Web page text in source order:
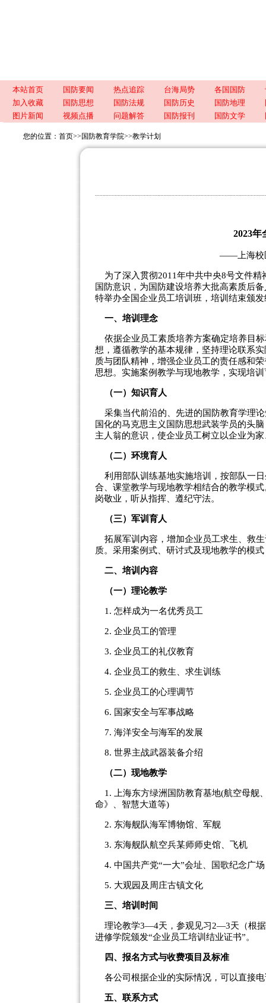
本站首页 国防要闻 热点追踪 台海局势 各国国防
加入收藏
国防思想 国防法规 国防历史 国防地理
图片新闻
视频点播 问题解答 国防报刊 国防文学
您的位置： 首页>> 国防教育学院>>教学计划
2023年
——上海校
为了深入贯彻2011年中共中央8号文件精
国防意识，为国防建设培养大批高素质后
特举办全国企业员工培训班，培训结束颁
一、培训理念
依据企业员工素质培养方案确定培养目
想，遵循教学的基本规律，坚持理论联系
质与团队精神，增强企业员工的责任感和
思想。实施案例教学与现地教学，实现培
（一）知识育人
采集当代前沿的、先进的国防教育学理
国化的马克思主义国防思想武装学员的头
主人翁的意识，使企业员工树立以企业为
（二）环境育人
利用部队训练基地实施培训，按部队一
合、课堂教学与现地教学相结合的教学模
岗敬业，听从指挥、遵纪守法。
（三）军训育人
拓展军训内容，增加企业员工求生、救
质。采用案例式、研讨式及现地教学的模
二、培训内容
（一）理论教学
1. 怎样成为一名优秀员工
2. 企业员工的管理
3. 企业员工的礼仪教育
4. 企业员工的救生、求生训练
5. 企业员工的心理调节
6. 国家安全与军事战略
7. 海洋安全与海军的发展
8. 世界主战武器装备介绍
（二）现地教学
1. 上海东方绿洲国防教育基地(航空母舰
命》、智慧大道等)
2. 东海舰队海军博物馆、军舰
3. 东海舰队航空兵某师师史馆、飞机
4. 中国共产党“一大”会址、国歌纪念广场
5. 大观园及周庄古镇文化
三、培训时间
理论教学3—4天，参观见习2—3天（根据
进修学院颁发“企业员工培训结业证书”。
四、报名方式与收费项目及标准
各公司根据企业的实际情况，可以直接
五、联系方式